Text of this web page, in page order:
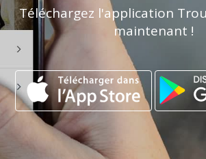
Téléchargez l'application
maintenant !